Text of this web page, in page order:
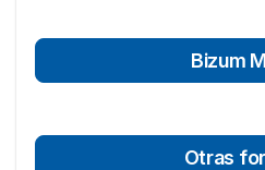
Bizum
Otras